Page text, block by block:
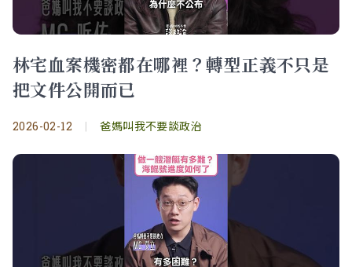
林宅血案機密都在哪裡？轉型正義不只是
把文件公開而已
2026-02-12 | 爸媽叫我不要談政治